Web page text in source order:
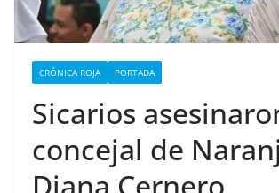
CRÓNICA ROJA PORTADA
Sicarios
concejal de
Diana Cernero